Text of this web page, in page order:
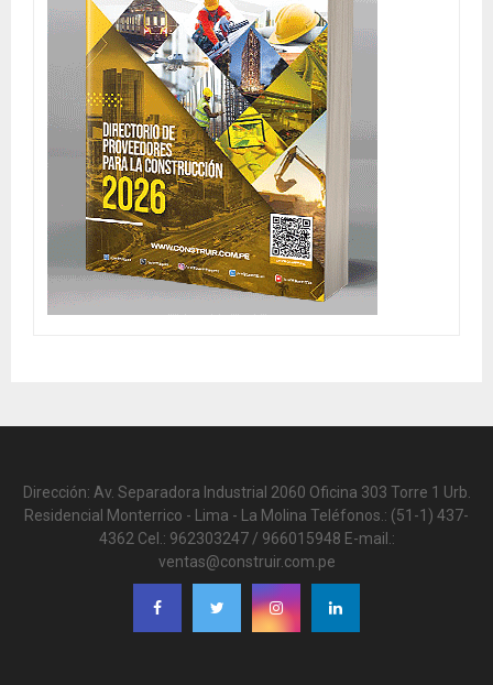
Dirección: Av. Separadora Industrial 2060 Oficina 303 Torre 1 Urb.
Residencial Monterrico - Lima - La Molina Teléfonos.: (51-1) 437-
4362 Cel.: 962303247 / 966015948 E-mail.:
ventas@construir.com.pe